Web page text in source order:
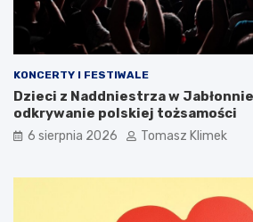
KONCERTY I FESTIWALE
Dzieci z Naddniestrza w
odkrywanie polskiej tożsamości
6 sierpnia 2026 Tomasz Klimek